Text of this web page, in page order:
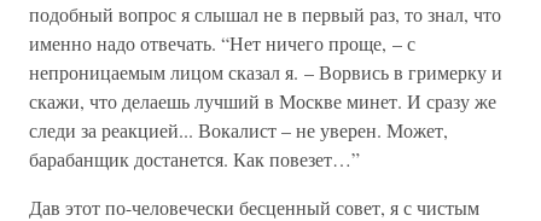
подобный вопрос я слышал не в первый раз, то знал, что
именно надо отвечать. “Нет ничего проще, – с
непроницаемым лицом сказал я. – Ворвись в гримерку и
скажи, что делаешь лучший в Москве минет. И сразу же
следи за реакцией... Вокалист – не уверен. Может,
барабанщик достанется. Как повезет…”
Дав этот по-человечески бесценный совет, я с чистым